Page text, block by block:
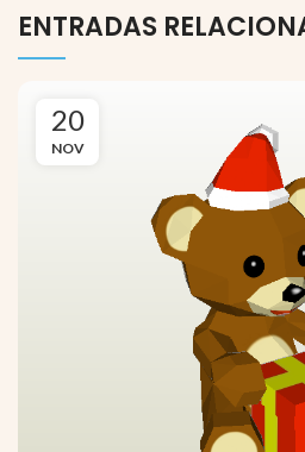
ENTRADAS
20
NOV